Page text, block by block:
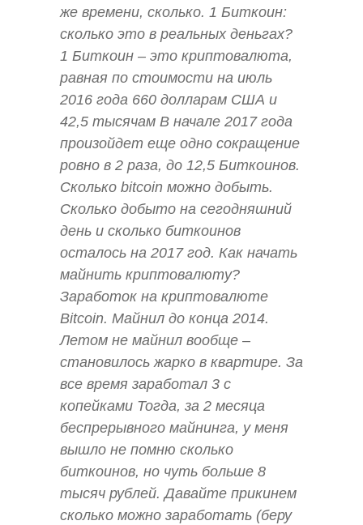
же времени, сколько. 1 Биткоин:
сколько это в реальных деньгах?
1 Биткоин – это криптовалюта,
равная по стоимости на июль
2016 года 660 долларам США и
42,5 тысячам В начале 2017 года
произойдет еще одно сокращение
ровно в 2 раза, до 12,5 Биткоинов.
Сколько bitcoin можно добыть.
Сколько добыто на сегодняшний
день и сколько биткоинов
осталось на 2017 год. Как начать
майнить криптовалюту?
Заработок на криптовалюте
Bitcoin. Майнил до конца 2014.
Летом не майнил вообще –
становилось жарко в квартире. За
все время заработал 3 с
копейками Тогда, за 2 месяца
беспрерывного майнинга, у меня
вышло не помню сколько
биткоинов, но чуть больше 8
тысяч рублей. Давайте прикинем
сколько можно заработать (беру